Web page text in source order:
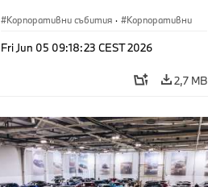
Корпоративни събития · Корпоративни
Fri Jun 05 09:18:23 CEST 2026
2,7 MB